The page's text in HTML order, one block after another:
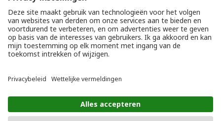
Die Niederlande
T+31 (0)418 632073
Einfo@unimogspecialist.nl
© Copyright 2026
Allgemeine Geschäftsbedingungen|
Datenschutzerklärung